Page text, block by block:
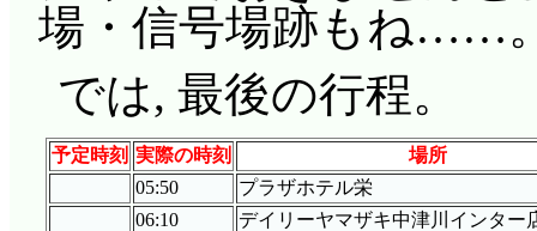
場・信号場跡もね……
では, 最後の行程。
予定時刻 実際の時刻
場所
05:50
プラザホテル栄
06:10
デイリーヤマザキ中津川インター